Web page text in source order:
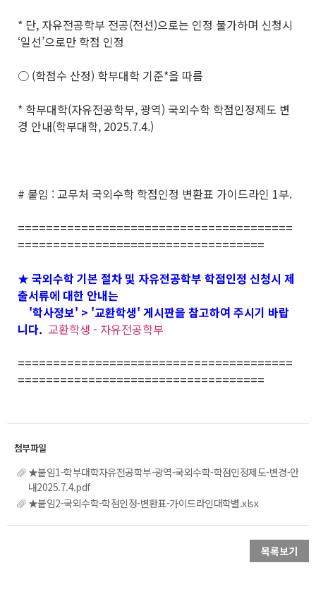
* 단, 자유전공학부 전공(전선)으로는 인정 불가하며 신청시
‘일선’으로만 학점 인정
○ (학점수 산정) 학부대학 기준*을 따름
* 학부대학(자유전공학부, 광역) 국외수학 학점인정제도 변
경 안내(학부대학, 2025.7.4.)
# 붙임 : 교무처 국외수학 학점인정 변환표 가이드라인 1부.
=======================================
===================================
★ 국외수학 기본 절차 및 자유전공학부 학점인정 신청시 제
출서류에 대한 안내는
'학사정보' > '교환학생' 게시판을 참고하여 주시기 바랍
니다. 교환학생 - 자유전공학부
=======================================
===================================
★붙임1-학부대학자유전공학부-광역-국외수학-학점인정제도-변경-안
내2025.7.4.pdf
★붙임2-국외수학-학점인정-변환표-가이드라인대학별.xlsx
목록보기